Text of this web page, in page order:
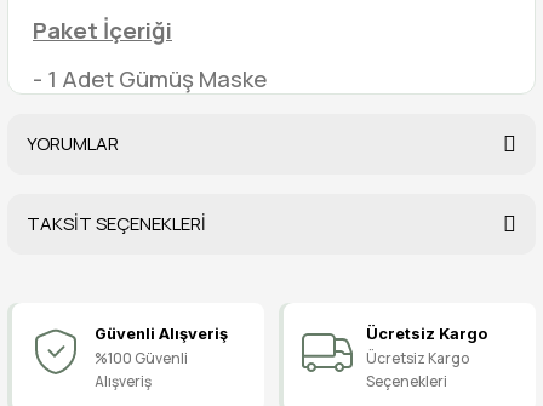
Paket İçeriği
- 1 Adet Gümüş Maske
YORUMLAR
Yorum Yaz
TAKSİT SEÇENEKLERİ
Güvenli Alışveriş
%100 Güvenli
Alışveriş
Ücretsiz Kargo
Ücretsiz Kargo
Seçenekleri